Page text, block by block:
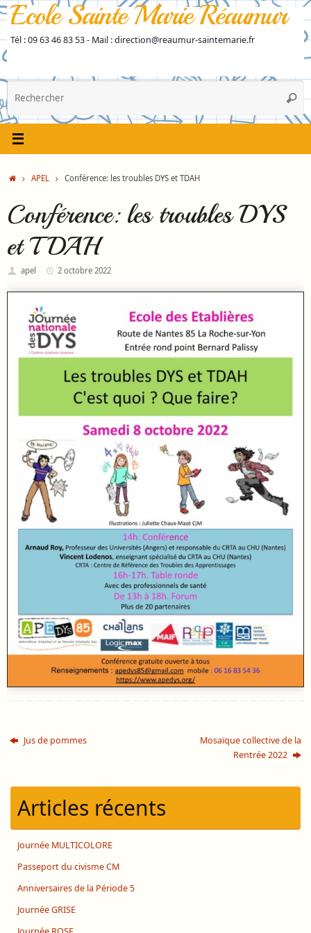
Passer
au
contenu
Ecole Sainte Marie Réaumur
Tél : 09 63 46 83 53 - Mail : direction@reaumur-saintemarie.fr
:
Accueil
APEL Conférence: les troubles DYS et TDAH
Conférence: les troubles DYS
et TDAH
apel 2 octobre 2022
Jus de pommes
Mosaïque collective de la
Rentrée 2022
Articles récents
Journée MULTICOLORE
Passeport du civisme CM
Anniversaires de la Période 5
Journée GRISE